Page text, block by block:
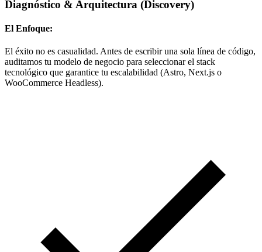
Diagnóstico & Arquitectura (Discovery)
El Enfoque:
El éxito no es casualidad. Antes de escribir una sola línea de código,
auditamos tu modelo de negocio para seleccionar el stack
tecnológico que garantice tu escalabilidad (Astro, Next.js o
WooCommerce Headless).